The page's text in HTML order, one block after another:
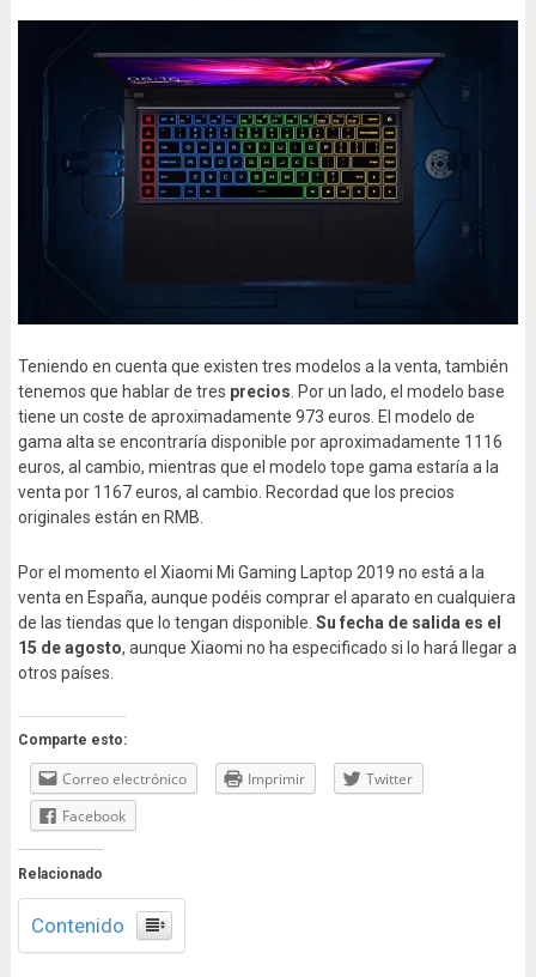
Teniendo en cuenta que existen tres modelos a la venta, también
tenemos que hablar de tres precios . Por un lado, el modelo base
tiene un coste de aproximadamente 973 euros. El modelo de
gama alta se encontraría disponible por aproximadamente 1116
euros, al cambio, mientras que el modelo tope gama estaría a la
venta por 1167 euros, al cambio. Recordad que los precios
originales están en RMB.
Por el momento el Xiaomi Mi Gaming Laptop 2019 no está a la
venta en España, aunque podéis comprar el aparato en cualquiera
de las tiendas que lo tengan disponible. Su fecha de salida es el
15 de agosto, aunque Xiaomi no ha especificado si lo hará llegar a
otros países.
Comparte esto:
Correo electrónico Imprimir
Twitter
Facebook
Relacionado
Contenido